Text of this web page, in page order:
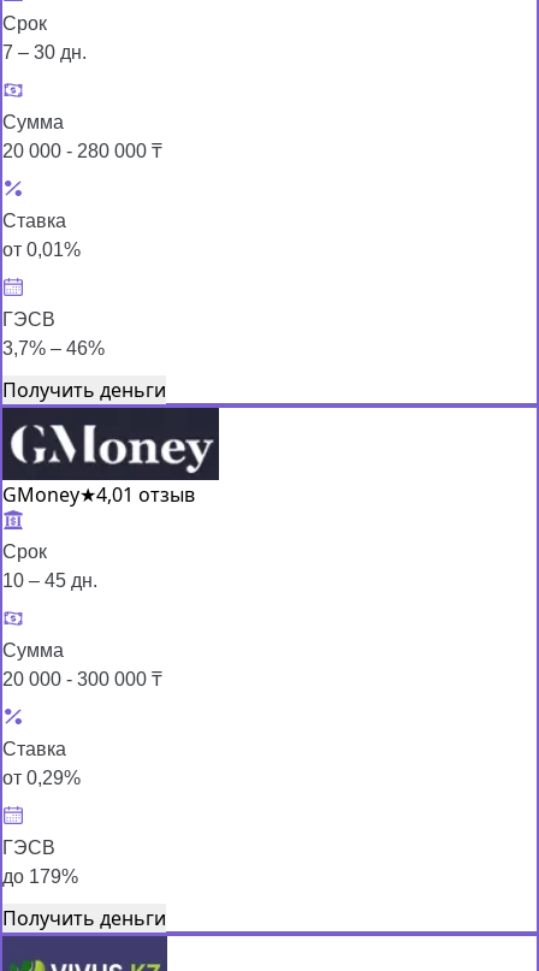
Срок
7 – 30 дн.
Сумма
20 000 - 280 000 ₸
Ставка
от 0,01%
ГЭСВ
3,7% – 46%
Получить деньги
GMoney★4,01 отзыв
Срок
10 – 45 дн.
Сумма
20 000 - 300 000 ₸
Ставка
от 0,29%
ГЭСВ
до 179%
Получить деньги